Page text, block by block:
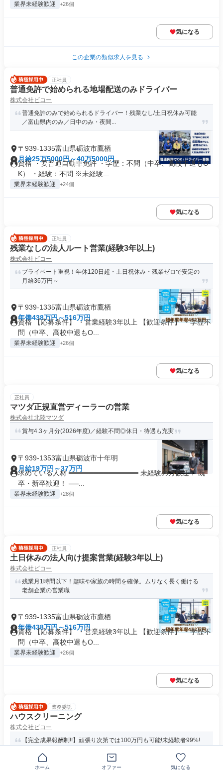
業界未経験歓迎 +26個
気になる
この企業の類似求人を見る
正社員
普通免許で始められる地場配送のみドライバー
株式会社ビコー
普通免許のみで始められるドライバー！残業なし/土日祝休み可能
／富山県内のみ／日中のみ・夜間...
〒939-1335富山県砺波市鷹栖
月給25万5000円～40万5000円
資格 ・要普通自動車免許 ・学歴：不問（中卒、高校中退もO
K） ・経験：不問 ※未経験...
業界未経験歓迎 +24個
気になる
正社員
残業なしの法人ルート営業(経験3年以上)
株式会社ビコー
プライベート重視！年休120日超・土日祝休み・残業ゼロで安定の
月給36万円～
〒939-1335富山県砺波市鷹栖
年俸438万円～516万円
資格 【応募条件】 ・営業経験3年以上 【歓迎条件】 ・学歴不
問（中卒、高校中退もO...
業界未経験歓迎 +26個
気になる
正社員
マツダ正規直営ディーラーの営業
株式会社北陸マツダ
賞与4.3ヶ月分(2026年度)／経験不問◎休日・待遇も充実
〒939-1353富山県砺波市十年明
月給19万円～37万円
求めている人材 ══════════════ 未経験の方歓迎！ 既
卒・新卒歓迎！ ══...
業界未経験歓迎 +28個
気になる
正社員
土日休みの法人向け提案営業(経験3年以上)
株式会社ビコー
残業月1時間以下！趣味や家族の時間を確保。ムリなく長く働ける
老舗企業の営業職
〒939-1335富山県砺波市鷹栖
年俸438万円～516万円
資格 【応募条件】 ・営業経験3年以上 【歓迎条件】 ・学歴不
問（中卒、高校中退もO...
業界未経験歓迎 +26個
気になる
業務委託
ハウスクリーニング
株式会社ビコー
【完全成果報酬制!!】頑張り次第では100万円も可能!未経験者99%!
ホーム オファー 気になる